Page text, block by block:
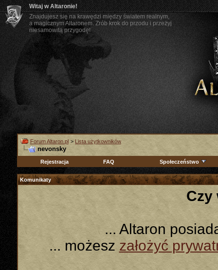
Witaj w Altaronie!
Znajdujesz się na krawędzi między światem realnym,
a magicznym Altaronem. Zrób krok do przodu i przeżyj
niesamowitą przygodę!
Forum Altaron.pl > Lista użytkowników
nevonsky
Rejestracja FAQ Społeczeństwo
Komunikaty
Czy
... Altaron
... możeszzałożyć